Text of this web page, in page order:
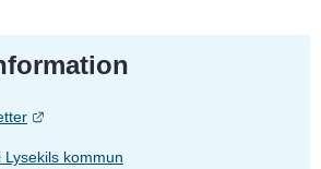
Länk till annan webbplats.
kommun